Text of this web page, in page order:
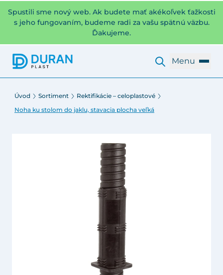
Spustili sme nový web. Ak budete mať akékoľvek ťažkosti
s jeho fungovaním, budeme radi za vašu spätnú väzbu.
Ďakujeme.
Menu
Úvod Sortiment
Rektifikácie – celoplastové
Noha ku stolom do jaklu, stavacia plocha veľká